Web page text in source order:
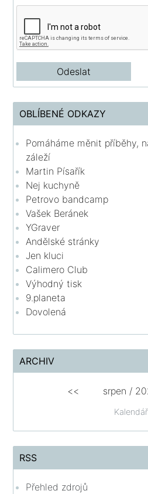
OBLÍBENÉ ODKAZY
Pomáháme měnit příběhy,
záleží
Martin Písařík
Nej kuchyně
Petrovo bandcamp
Vašek Beránek
YGraver
Andělské stránky
Jen kluci
Calimero Club
Výhodný tisk
9.planeta
Dovolená
ARCHIV
Kalendář
<< srpen /
RSS
Přehled zdrojů